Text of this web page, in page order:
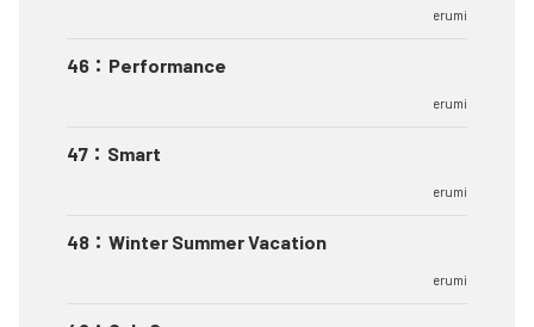
erumi
46 ： Performance
erumi
47 ： Smart
erumi
48 ： Winter Summer Vacation
erumi